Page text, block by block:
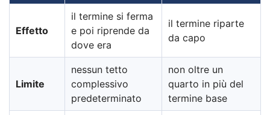
Effetto
il termine si ferma
e poi riprende da
dove era
il termine riparte
da capo
Limite
nessun tetto
complessivo
predeterminato
non oltre un
quarto in più del
termine base